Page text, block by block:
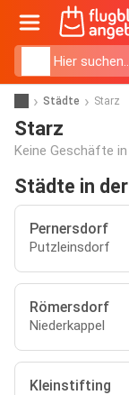
Städte Starz
Starz
Keine Geschäfte
Städte in
Pernersdorf
Putzleinsdorf
Römersdorf
Niederkappel
Kleinstifting